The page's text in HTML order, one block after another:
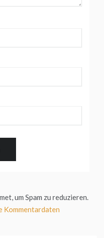
um Spam zu reduzieren.
Kommentardaten